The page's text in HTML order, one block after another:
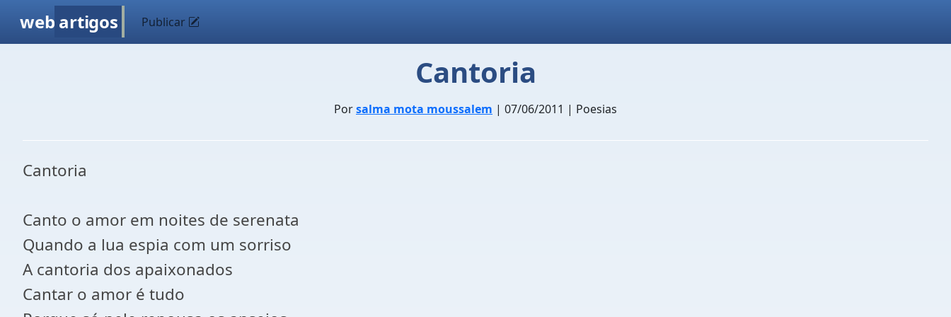
web artigos Publicar
Cantoria
Porsalma mota moussalem | 07/06/2011 | Poesias
Cantoria
Canto o amor em noites de serenata
Quando a lua espia com um sorriso
A cantoria dos apaixonados
Cantar o amor é tudo